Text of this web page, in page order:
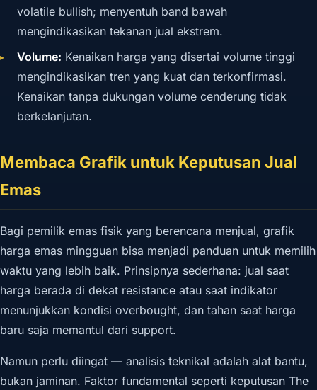
volatile bullish; menyentuh band bawah
mengindikasikan tekanan jual ekstrem.
Volume: Kenaikan harga yang disertai volume tinggi
mengindikasikan tren yang kuat dan terkonfirmasi.
Kenaikan tanpa dukungan volume cenderung tidak
berkelanjutan.
Membaca Grafik untuk Keputusan Jual
Emas
Bagi pemilik emas fisik yang berencana menjual, grafik
harga emas mingguan bisa menjadi panduan untuk memilih
waktu yang lebih baik. Prinsipnya sederhana: jual saat
harga berada di dekat resistance atau saat indikator
menunjukkan kondisi overbought, dan tahan saat harga
baru saja memantul dari support.
Namun perlu diingat — analisis teknikal adalah alat bantu,
bukan jaminan. Faktor fundamental seperti keputusan The